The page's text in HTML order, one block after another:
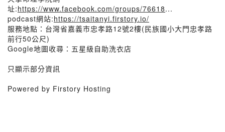
址:https://www.facebook.com/groups/76618...
podcast網站:https://tsaitanyi.firstory.io/
服務地點：台灣省嘉義市忠孝路12號2樓(民族國小大門忠孝路
前行50公尺)
Google地圖收尋：五星級自助洗衣店
只顯示部分資訊
Powered by Firstory Hosting